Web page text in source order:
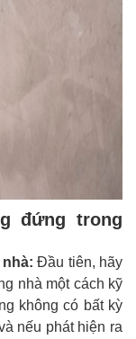
đứng trong
Đầu tiên, hãy
nhà một cách kỹ
không có bất kỳ
nếu phát hiện ra